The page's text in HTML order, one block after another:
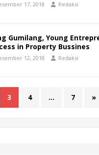
17, 2018 Redaksi
Gumilang, Young
in Property Bussines
12, 2018 Redaksi
3 4 … 7 »